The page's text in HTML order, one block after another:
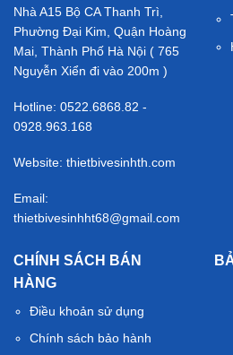
Nhà A15 Bộ CA Thanh Trì,
Phường Đại Kim, Quận Hoàng
Mai, Thành Phố Hà Nội ( 765
Nguyễn Xiển đi vào 200m )
Hotline: 0522.6868.82 -
0928.963.168
Website: thietbivesinhth.com
Email:
thietbivesinhht68@gmail.com
CHÍNH SÁCH BÁN
HÀNG
Điều khoản sử dụng
Chính sách bảo hành